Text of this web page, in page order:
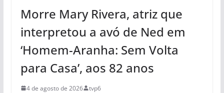
Morre Mary Rivera, atriz que
interpretou a avó de Ned em
‘Homem-Aranha: Sem Volta
para Casa’, aos 82 anos
4 de agosto de 2026 tvp6